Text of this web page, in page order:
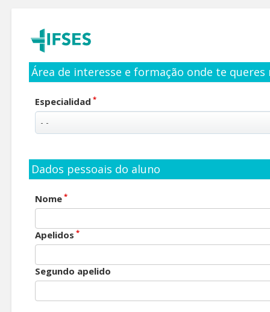
Área de interesse e formação onde te
Especialidad *
Dados pessoais do aluno
Nome *
Apelidos *
Segundo apelido